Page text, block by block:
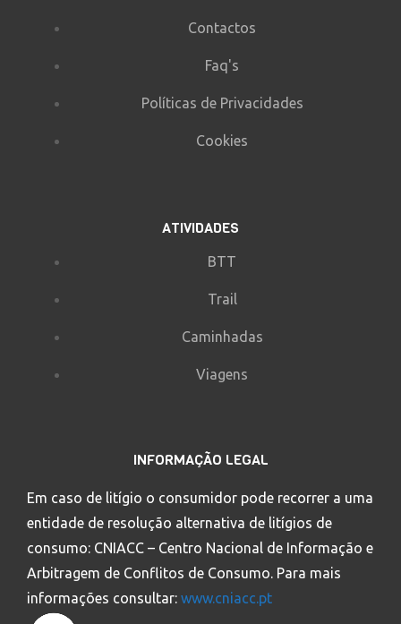
Contactos
Faq's
Políticas de Privacidades
Cookies
ATIVIDADES
BTT
Trail
Caminhadas
Viagens
INFORMAÇÃO LEGAL
Em caso de litígio o consumidor pode recorrer a uma
entidade de resolução alternativa de litígios de
consumo: CNIACC – Centro Nacional de Informação e
Arbitragem de Conflitos de Consumo. Para mais
informações consultar: www.cniacc.pt